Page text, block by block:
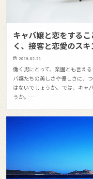
キャバ嬢と恋をする
く、接客と恋愛のス
2019.02.21
働く男にとって、楽園とも言え
バ嬢たちの美しさや優しさに、
はないでしょうか。 では、キャ
うか。…